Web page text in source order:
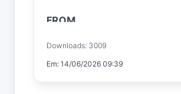
FROM
Downloads: 3009
Em: 14/06/2026 09:39